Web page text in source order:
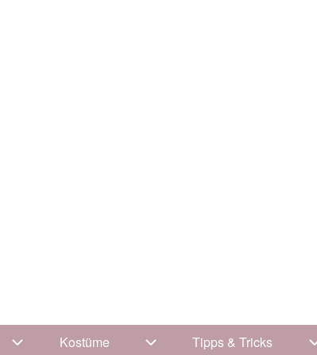
Unternavigation von Kleidung
Kostüme Unternavigation von Kostüme
Tipps & Tricks